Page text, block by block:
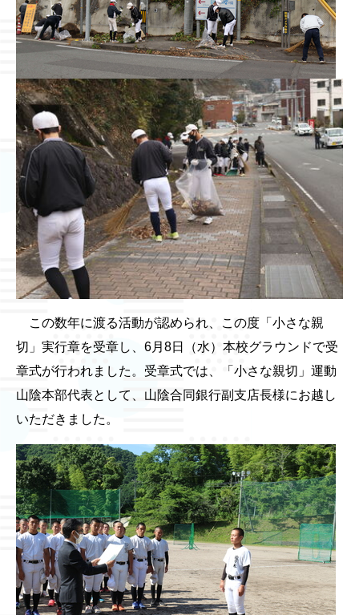
この数年に渡る活動が認められ、この度「小さな親
切」実行章を受章し、6月8日（水）本校グラウンドで受
章式が行われました。受章式では、「小さな親切」運動
山陰本部代表として、山陰合同銀行副支店長様にお越し
いただきました。